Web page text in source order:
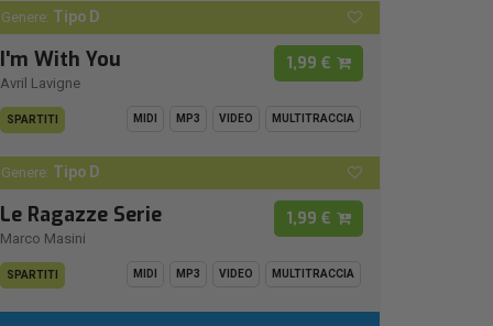
Genere: Tipo D
I'm With You
Avril Lavigne
1,99 €
SPARTITI MIDI MP3 VIDEO MULTITRACCIA
Genere: Tipo D
Le Ragazze Serie
Marco Masini
1,99 €
SPARTITI MIDI MP3 VIDEO MULTITRACCIA